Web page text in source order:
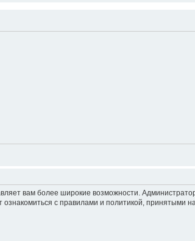
вам более широкие возможности.
с правилами и политикой, принятыми